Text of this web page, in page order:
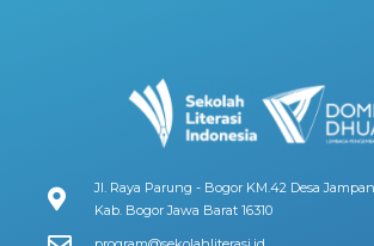
Jl. Raya Parung - Bogor KM.42 Desa
Kab. Bogor Jawa Barat 16310